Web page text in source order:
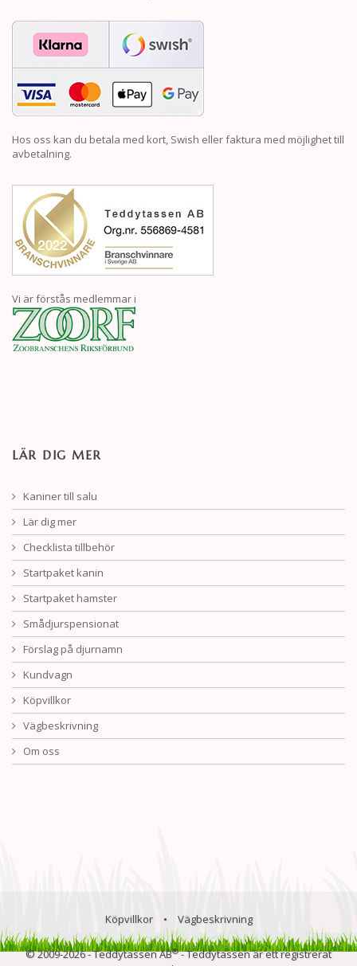
Hos oss kan du betala med kort, Swish eller faktura med möjlighet till
avbetalning.
Vi är förstås medlemmar i
LÄR DIG MER
Kaniner till salu
Lär dig mer
Checklista tillbehör
Startpaket kanin
Startpaket hamster
Smådjurspensionat
Förslag på djurnamn
Kundvagn
Köpvillkor
Vägbeskrivning
Om oss
Köpvillkor • Vägbeskrivning
© 2009-2026 - Teddytassen AB®- Teddytassen är ett registrerat